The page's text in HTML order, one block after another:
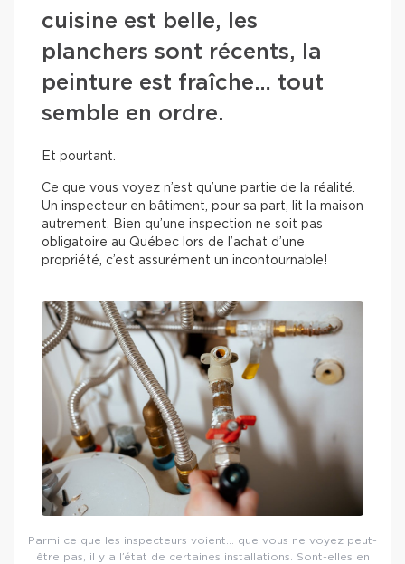
cuisine est belle, les
planchers sont récents, la
peinture est fraîche… tout
semble en ordre.
Et pourtant.
Ce que vous voyez n’est qu’une partie de la réalité.
Un inspecteur en bâtiment, pour sa part, lit la maison
autrement. Bien qu’une inspection ne soit pas
obligatoire au Québec lors de l’achat d’une
propriété, c’est assurément un incontournable!
Parmi ce que les inspecteurs voient… que vous ne voyez peut-
être pas, il y a l’état de certaines installations. Sont-elles en